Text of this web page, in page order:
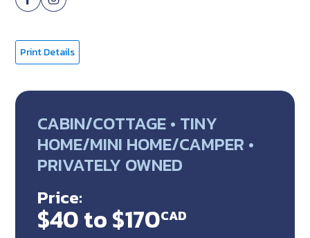
Print Details
CABIN/COTTAGE • TINY
HOME/MINI HOME/CAMPER •
PRIVATELY OWNED
Price:
$40 to $170CAD